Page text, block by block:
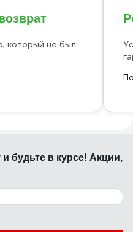
который не был
и будьте в курсе! Акции,